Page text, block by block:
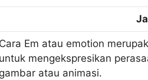
Cara Em atau emotion
untuk mengekspresikan
gambar atau animasi.